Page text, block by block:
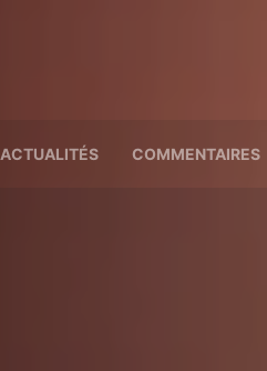
ACTUALITÉS COMMENTAIRES